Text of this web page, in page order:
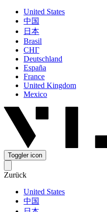
United States
中国
日本
Brasil
СНГ
Deutschland
España
France
United Kingdom
Mexico
Toggler icon
Zurück
United States
中国